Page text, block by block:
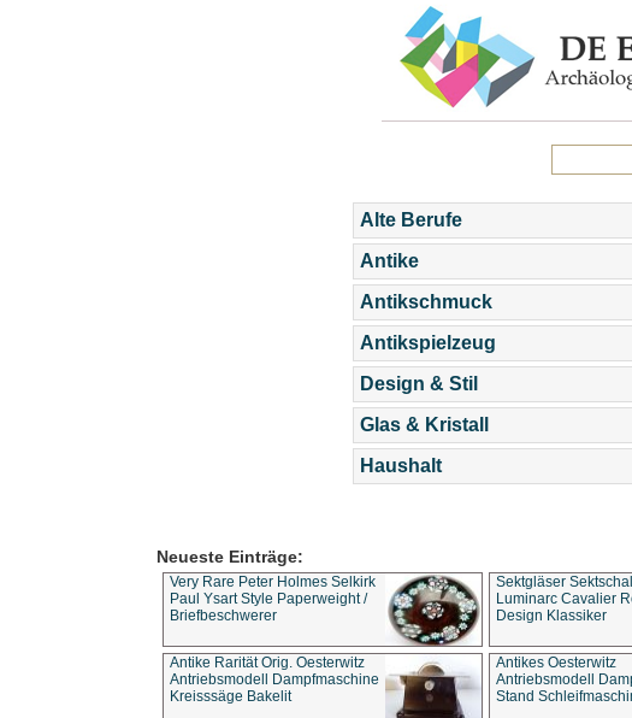
Alte Berufe
Antike
Antikschmuck
Antikspielzeug
Design & Stil
Glas & Kristall
Haushalt
Neueste Einträge:
Very Rare Peter Holmes Selkirk
Paul Ysart Style Paperweight /
Briefbeschwerer
Sektgläser
Luminarc Cavalier
Design Klassiker
Antike Rarität Orig. Oesterwitz
Antriebsmodell Dampfmaschine
Kreisssäge Bakelit
Antikes Oesterwitz
Antriebsmodell
Stand